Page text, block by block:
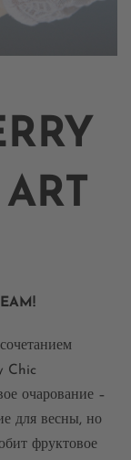
Chic
очарование –
для весны, но
фруктовое